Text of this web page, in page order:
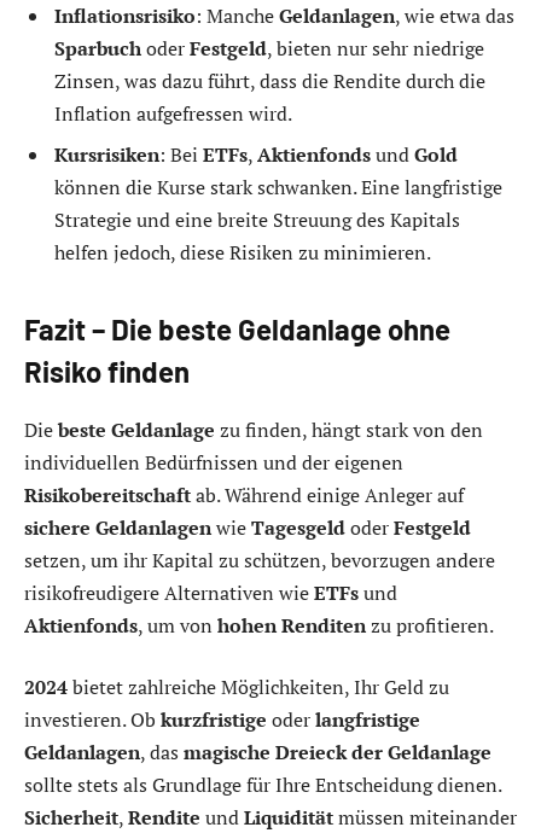
Inflationsrisiko: MancheGeldanlagen, wie etwa das
SparbuchoderFestgeld, bieten nur sehr niedrige
Zinsen, was dazu führt, dass die Rendite durch die
Inflation aufgefressen wird.
Kursrisiken: Bei ETFs,AktienfondsundGold
können die Kurse stark schwanken. Eine langfristige
Strategie und eine breite Streuung des Kapitals
helfen jedoch, diese Risiken zu minimieren.
Fazit – Die beste Geldanlage ohne
Risiko finden
Diebeste Geldanlage zu finden, hängt stark von den
individuellen Bedürfnissen und der eigenen
Risikobereitschaftab. Während einige Anleger auf
sichere GeldanlagenwieTagesgeldoderFestgeld
setzen, um ihr Kapital zu schützen, bevorzugen andere
risikofreudigere Alternativen wieETFsund
Aktienfonds, um von hohen Renditenzu profitieren.
2024bietet zahlreiche Möglichkeiten, Ihr Geld zu
investieren. Ob kurzfristige oderlangfristige
Geldanlagen, das magische Dreieck der Geldanlage
sollte stets als Grundlage für Ihre Entscheidung dienen.
Sicherheit,Rendite undLiquiditätmüssen miteinander